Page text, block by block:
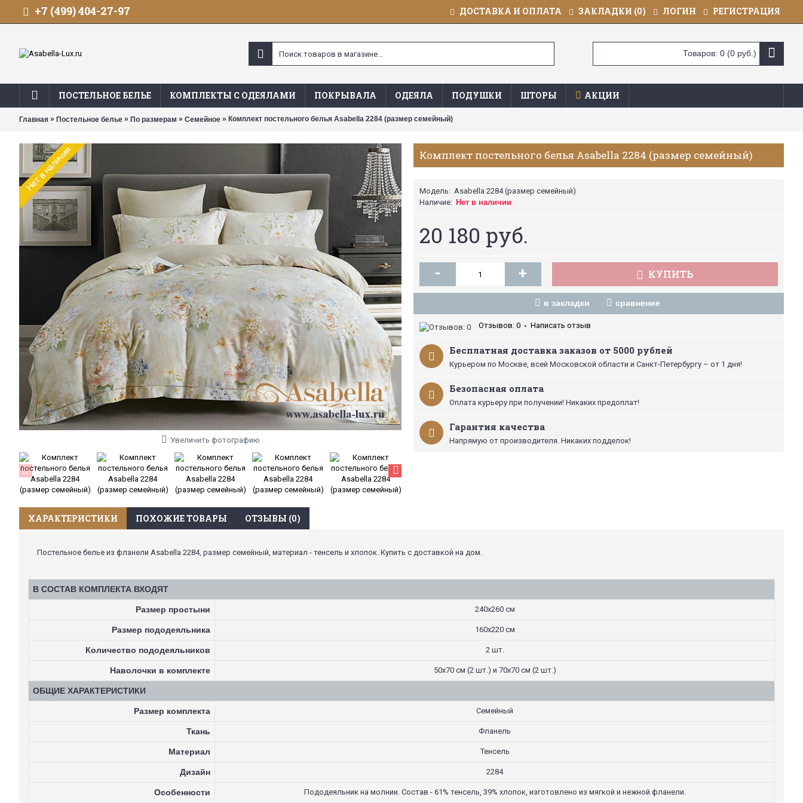
+7 (499) 404-27-97 ДОСТАВКА И ОПЛАТА ЗАКЛАДКИ (0) ЛОГИН РЕГИСТРАЦИЯ
Товаров: 0 (0 руб.)
ПОСТЕЛЬНОЕ БЕЛЬЕ КОМПЛЕКТЫ С ОДЕЯЛАМИ ПОКРЫВАЛА ОДЕЯЛА ПОДУШКИ ШТОРЫ АКЦИИ
Главная » Постельное белье » По размерам » Семейное » Комплект постельного белья Asabella 2284 (размер семейный)
Нет в наличии
Увеличить фотографию
Комплект постельного белья Asabella 2284 (размер семейный)
Модель: Asabella 2284 (размер семейный)
Наличие: Нет в наличии
20 180 руб.
- + КУПИТЬ
в закладки сравнение
Отзывов: 0 • Написать отзыв
Бесплатная доставка заказов от 5000 рублей
Курьером по Москве, всей Московской области и Санкт-Петербургу – от 1 дня!
Безопасная оплата
Оплата курьеру при получении! Никаких предоплат!
Гарантия качества
Напрямую от производителя. Никаких подделок!
ХАРАКТЕРИСТИКИ ПОХОЖИЕ ТОВАРЫ ОТЗЫВЫ (0)
Постельное белье из фланели Asabella 2284, размер семейный, материал - тенсель и хлопок. Купить с доставкой на дом.
В СОСТАВ КОМПЛЕКТА ВХОДЯТ
Размер простыни 240х260 см
Размер пододеяльника 160х220 см
Количество пододеяльников 2 шт.
Наволочки в комплекте 50х70 см (2 шт.) и 70х70 см (2 шт.)
ОБЩИЕ ХАРАКТЕРИСТИКИ
Размер комплекта Семейный
Ткань Фланель
Материал Тенсель
Дизайн 2284
Особенности Пододеяльник на молнии. Состав - 61% тенсель, 39% хлопок, изготовлено из мягкой и нежной фланели.